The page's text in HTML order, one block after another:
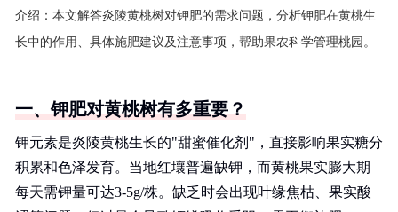
介绍： 本文解答炎陵黄桃树对钾肥的需求问题，分析钾肥在黄桃生
长中的作用、具体施肥建议及注意事项，帮助果农科学管理桃园。
一、钾肥对黄桃树有多重要？
钾元素是炎陵黄桃生长的"甜蜜催化剂"，直接影响果实糖分
积累和色泽发育。当地红壤普遍缺钾，而黄桃果实膨大期
每天需钾量可达3-5g/株。缺乏时会出现叶缘焦枯、果实酸